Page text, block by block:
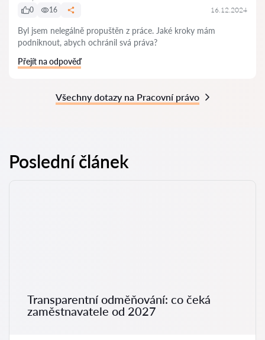
0
16 16.12.2024
Byl jsem nelegálně propuštěn z práce. Jaké kroky mám
podniknout, abych ochránil svá práva?
Přejít na odpověď
Všechny dotazy na Pracovní právo
Poslední článek
Transparentní odměňování: co čeká
zaměstnavatele od 2027